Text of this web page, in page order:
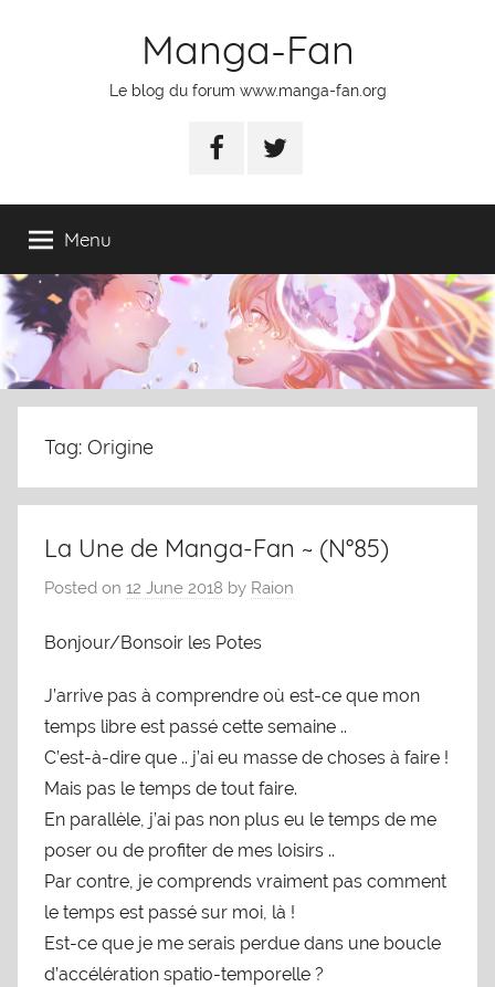
Manga-Fan
Le blog du forum www.manga-fan.org
FacebookTwitter
Menu
Tag: Origine
La Une de Manga-Fan ~ (N°85)
Posted on 12 June 2018 by Raion
Bonjour/Bonsoir les Potes
J’arrive pas à comprendre où est-ce que mon
temps libre est passé cette semaine ..
C’est-à-dire que .. j’ai eu masse de choses à faire !
Mais pas le temps de tout faire.
En parallèle, j’ai pas non plus eu le temps de me
poser ou de profiter de mes loisirs ..
Par contre, je comprends vraiment pas comment
le temps est passé sur moi, là !
Est-ce que je me serais perdue dans une boucle
d’accélération spatio-temporelle ?